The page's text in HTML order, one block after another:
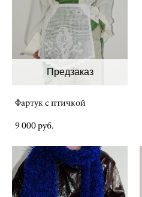
Предзаказ
Фартук с птичкой
9 000 pуб.